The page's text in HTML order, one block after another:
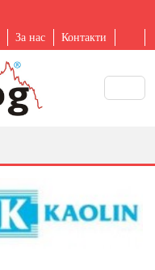
За нас Контакти